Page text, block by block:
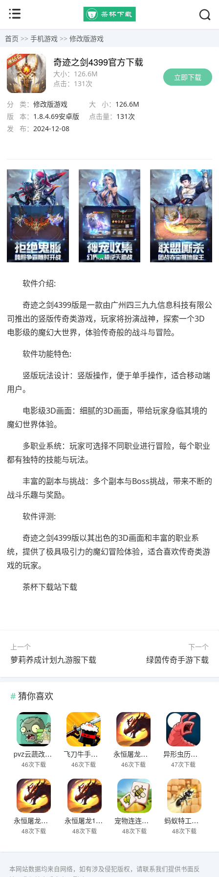
首页 >> 手机游戏 >> 修改版游戏
立即下载
大小： 126.6M
点击： 131次
奇迹之剑4399官方下载
分 类： 修改版游戏 大 小： 126.6M
版 本： 1.8.4.69安卓版 点击量： 131次
发 布： 2024-12-08
软件介绍:
奇迹之剑4399版是一款由广州四三九九信息科技有限公
司推出的竖版传奇类游戏，玩家将扮演战神，探索一个3D
电影级的魔幻大世界，体验传奇般的战斗与冒险。
软件功能特色:
竖版玩法设计：竖版操作，便于单手操作，适合移动端
用户。
电影级3D画面：细腻的3D画面，带给玩家身临其境的
魔幻世界体验。
多职业系统：玩家可选择不同职业进行冒险，每个职业
都有独特的技能与玩法。
丰富的副本与挑战：多个副本与Boss挑战，带来不断的
战斗乐趣与奖励。
软件评测:
奇迹之剑4399版以其出色的3D画面和丰富的职业系
统，提供了极具吸引力的魔幻冒险体验，适合喜欢传奇类游
戏的玩家。
茶杯下载站下载
上一个
萝莉养成计划九游服下载
下一个
绿茵传奇手游下载
猜你喜欢
pvz云蔬改版下载
46次下载
飞刀牛手中文版下载
46次下载
永恒屠龙传奇大极品游戏下载
46次下载
异形虫历险记2下载
47次下载
永恒屠龙复古版下载
48次下载
永恒屠龙176怀旧版下载
48次下载
宠物连连看之星星消灭下载
48次下载
蚂蚁特工队下载
48次下载
本网站数据均来自网络，如有涉及侵犯版权，请联系我们提供书面反